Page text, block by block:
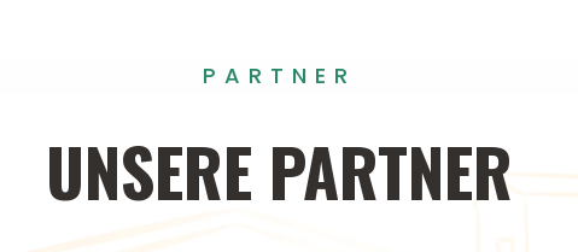
PARTNER
UNSERE PARTNER